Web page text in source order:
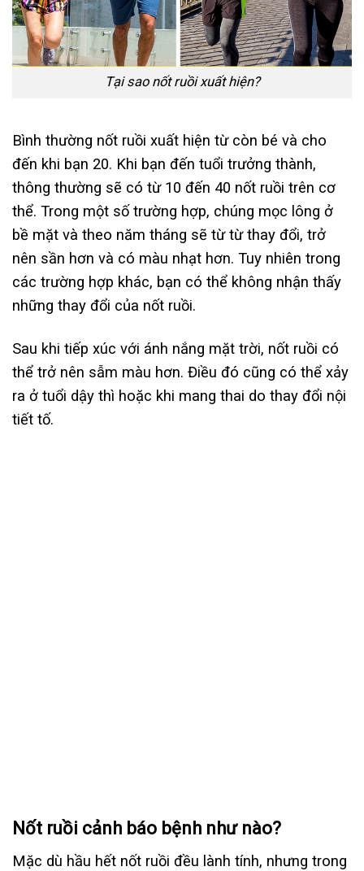
Tại sao nốt ruồi xuất hiện?
Bình thường nốt ruồi xuất hiện từ còn bé và cho
đến khi bạn 20. Khi bạn đến tuổi trưởng thành,
thông thường sẽ có từ 10 đến 40 nốt ruồi trên cơ
thể. Trong một số trường hợp, chúng mọc lông ở
bề mặt và theo năm tháng sẽ từ từ thay đổi, trở
nên sần hơn và có màu nhạt hơn. Tuy nhiên trong
các trường hợp khác, bạn có thể không nhận thấy
những thay đổi của nốt ruồi.
Sau khi tiếp xúc với ánh nắng mặt trời, nốt ruồi có
thể trở nên sẫm màu hơn. Điều đó cũng có thể xảy
ra ở tuổi dậy thì hoặc khi mang thai do thay đổi nội
tiết tố.
Nốt ruồi cảnh báo bệnh như nào?
Mặc dù hầu hết nốt ruồi đều lành tính, nhưng trong